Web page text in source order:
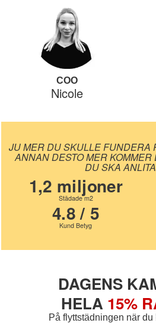
COO
Nicole
JU MER DU SKULLE FUNDERA
ANNAN DESTO MER
DU SKA
1,2 miljoner
Städade m2
4.8 / 5
Kund Betyg
DAGENS
HELA 15%
På flyttstädningen när